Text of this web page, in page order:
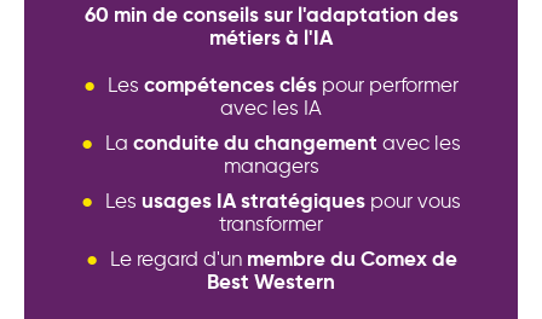
60 min de conseils sur l'adaptation des
métiers à l'IA
Les compétences clés pour performer
avec les IA
La conduite du changement avec les
managers
Les usages IA stratégiques pour vous
transformer
Le regard d'un membre du Comex de
Best Western